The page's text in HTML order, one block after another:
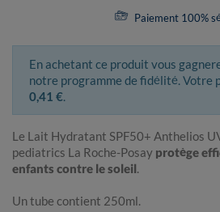
Paiement 100%
En achetant ce produit vous
notre programme de fidélité. Votre
0,41 €.
Le Lait Hydratant SPF50+ Anthelios
pediatrics La Roche-Posay protège
enfants contre le soleil.
Un tube contient 250ml.